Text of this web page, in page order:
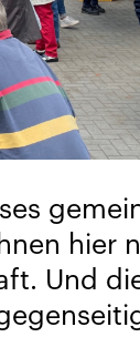
hier
Und